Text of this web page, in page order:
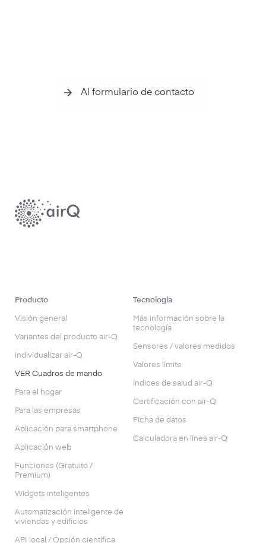
Al formulario de contacto
Producto
Visión general
Variantes del producto air-Q
individualizar air-Q
VER Cuadros de mando
Para el hogar
Para las empresas
Aplicación para smartphone
Aplicación web
Funciones (Gratuito /
Premium)
Widgets inteligentes
Automatización inteligente de
viviendas y edificios
API local / Opción científica
Tecnología
Más información sobre la
tecnología
Sensores / valores medidos
Valores límite
índices de salud air-Q
Certificación con air-Q
Ficha de datos
Calculadora en línea air-Q